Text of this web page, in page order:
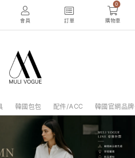
會員 訂單
0
購物車
韓國包包 配件/ACC 韓國官網品